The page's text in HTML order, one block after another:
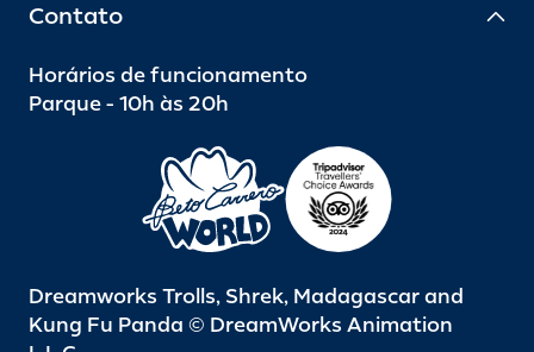
Contato
Horários de funcionamento
Parque - 10h às 20h
Dreamworks Trolls, Shrek, Madagascar and
Kung Fu Panda © DreamWorks Animation